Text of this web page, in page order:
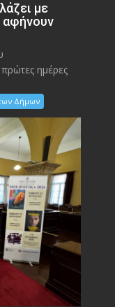
με
αφήνουν
ημέρες
Δήμων